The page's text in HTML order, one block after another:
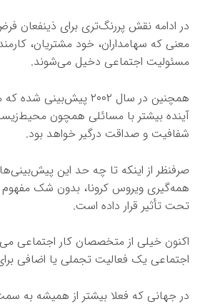
در ادامه نقش پررنگ‌تری برای ذینفعان
معنی که سهامداران، خود مشتریان،
مسئولیت اجتماعی دخیل می‌شوند.
همچنین در سال ۲۰۰۲
آینده بیشتر با مسائلی همچون
شفافیت و صداقت درگیر خواهد بود.
صرفنظر از اینکه تا چه حد این
همه‌گیری ویروس کرونا، بدون شک مفهوم
تحت تأثیر قرار داده است.
اکنون خیلی از متخصصان کار اجتماعی
اجتماعی یک فعالیت تجملی یا اضافی
در جهانی که فعلا بیشتر از همیشه به سمت